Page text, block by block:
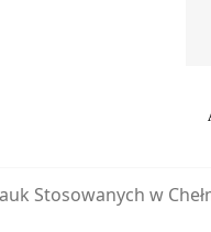
Stosowanych w